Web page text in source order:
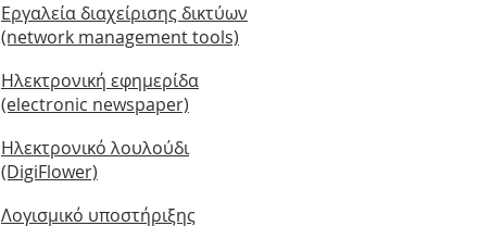
Εργαλεία διαχείρισης δικτύων
(network management tools)
Ηλεκτρονική εφημερίδα
(electronic newspaper)
Ηλεκτρονικό λουλούδι
(DigiFlower)
Λογισμικό υποστήριξης